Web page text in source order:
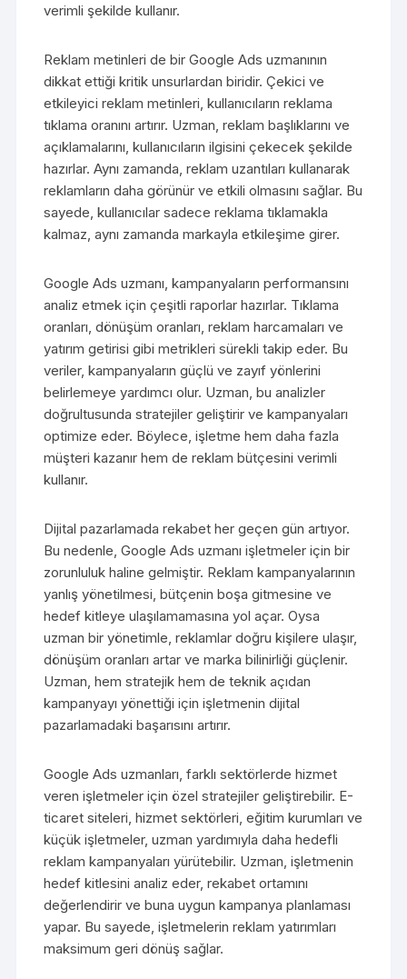
verimli şekilde kullanır.
Reklam metinleri de bir Google Ads uzmanının
dikkat ettiği kritik unsurlardan biridir. Çekici ve
etkileyici reklam metinleri, kullanıcıların reklama
tıklama oranını artırır. Uzman, reklam başlıklarını ve
açıklamalarını, kullanıcıların ilgisini çekecek şekilde
hazırlar. Aynı zamanda, reklam uzantıları kullanarak
reklamların daha görünür ve etkili olmasını sağlar. Bu
sayede, kullanıcılar sadece reklama tıklamakla
kalmaz, aynı zamanda markayla etkileşime girer.
Google Ads uzmanı, kampanyaların performansını
analiz etmek için çeşitli raporlar hazırlar. Tıklama
oranları, dönüşüm oranları, reklam harcamaları ve
yatırım getirisi gibi metrikleri sürekli takip eder. Bu
veriler, kampanyaların güçlü ve zayıf yönlerini
belirlemeye yardımcı olur. Uzman, bu analizler
doğrultusunda stratejiler geliştirir ve kampanyaları
optimize eder. Böylece, işletme hem daha fazla
müşteri kazanır hem de reklam bütçesini verimli
kullanır.
Dijital pazarlamada rekabet her geçen gün artıyor.
Bu nedenle, Google Ads uzmanı işletmeler için bir
zorunluluk haline gelmiştir. Reklam kampanyalarının
yanlış yönetilmesi, bütçenin boşa gitmesine ve
hedef kitleye ulaşılamamasına yol açar. Oysa
uzman bir yönetimle, reklamlar doğru kişilere ulaşır,
dönüşüm oranları artar ve marka bilinirliği güçlenir.
Uzman, hem stratejik hem de teknik açıdan
kampanyayı yönettiği için işletmenin dijital
pazarlamadaki başarısını artırır.
Google Ads uzmanları, farklı sektörlerde hizmet
veren işletmeler için özel stratejiler geliştirebilir. E-
ticaret siteleri, hizmet sektörleri, eğitim kurumları ve
küçük işletmeler, uzman yardımıyla daha hedefli
reklam kampanyaları yürütebilir. Uzman, işletmenin
hedef kitlesini analiz eder, rekabet ortamını
değerlendirir ve buna uygun kampanya planlaması
yapar. Bu sayede, işletmelerin reklam yatırımları
maksimum geri dönüş sağlar.